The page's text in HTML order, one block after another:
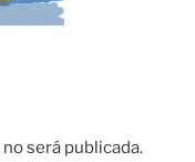
será publicada.